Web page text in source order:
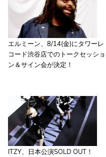
エルミーン、8/14(金)にタワーレ
コード渋谷店でのトークセッショ
ン＆サイン会が決定！
ITZY、日本公演SOLD OUT！